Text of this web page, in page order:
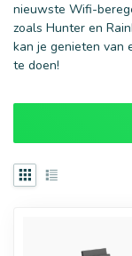
nieuwste Wifi-
zoals Hunter en
kan je genieten van
te doen!